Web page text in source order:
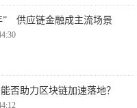
” 供应链金融成主流场景
否助力区块链加速落地？